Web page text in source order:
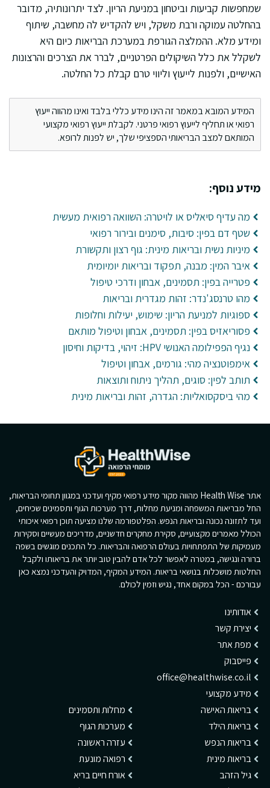
שמחפשות קביעות וביטחון במניעת הריון. לצד יתרונותיה, מדובר
בהחלטה עמוקה ורבת משקל, ויש להקדיש לה מחשבה, שיתוף
ומידע מלא. ההמלצה הגורפת במערכת הבריאות כיום היא
לשקלל את כלל השיקולים הפרטניים, לברר את הצרכים והרצונות
האישיים, ולפנות לייעוץ וליווי טרם קבלת כל החלטה.
המידע המובא במאמר זה הינו מידע כללי בלבד ואינו מהווה ייעוץ
רפואי או תחליף לייעוץ רפואי פרטני. לקבלת ייעוץ רפואי מקצועי
המותאם למצב הבריאותי הספציפי שלך, יש לפנות לרופא.
מידע נוסף:
מה עדיף סיאליס או לויטרה: השוואה רפואית מעשית
שטף דם בפין: סיבות, סימנים ובירור רפואי
מיניות נשית ובריאות מינית: גוף רצון ותקשורת
איבר המין: מבנה, תפקוד ובריאות יומיומית
פטרייה בפין: תסמינים, אבחון ודרכי טיפול
מהו טרנסג'נדר: זהות מגדרית ובריאות
ספוגיות למניעת הריון: שימוש, יעילות וחלופות
פסוריאזיס בפין: תסמינים, אבחון וטיפול מותאם
נגיף הפפילומה האנושי HPV: זיהוי, בדיקות וחיסון
אימפוטנציה מהי: גורמים, אבחון וטיפול
תותב לפין: סוגים, תהליך ניתוח ותוצאות
מהי ביסקסואליות: הגדרה, זהות ובריאות מינית
אתר Health Wise מהווה מקור מידע רפואי מקיף ועדכני במגוון תחומי הבריאות,
החל מבריאות המשפחה ומניעת מחלות, דרך מערכות הגוף ותסמינים שכיחים,
ועד לתזונה נכונה ובריאות הנפש. הפלטפורמה שלנו מציעה תוכן רפואי איכותי
הכולל מאמרים מקצועיים, סקירת מחקרים חדשניים, מדריכים מעשיים וסקירות
מעמיקות של התפתחויות בעולם הרפואה והבריאות. כל התכנים מוגשים בשפה
ברורה ונגישה, במטרה לאפשר לכל אדם להבין טוב יותר את בריאותו ולקבל
החלטות מושכלות בנושאי בריאות. המידע המקיף, המדויק והעדכני נמצא כאן
עבורכם - הכל במקום אחד, נגיש וזמין לכולם.
אודותינו
יצירת קשר
מפת אתר
פייסבוק
office@healthwise.co.il
מידע מקצועי
בריאות האישה
בריאות הילד
בריאות הנפש
בריאות מינית
גיל הזהב
מחלות ותסמינים
מערכות הגוף
עזרה ראשונה
רפואה מונעת
אורח חיים בריא